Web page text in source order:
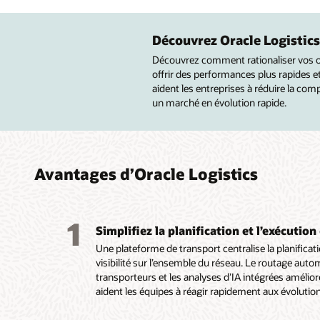
des
Gérez
de
la
les
réduire
du
Gérez
que
la
stock
qui
Découvrez Oracle
Découvrez comment rationaliser vos
offrir des performances plus rapides
aident les entreprises à réduire la
un marché en évolution rapide.
Avantages d’Oracle Logistics
1 Simplifiez la planification et
Une plateforme de transport centralise la
visibilité sur l’ensemble du réseau. Le routage
transporteurs et les analyses d’IA intégrées
aident les équipes à réagir rapidement aux